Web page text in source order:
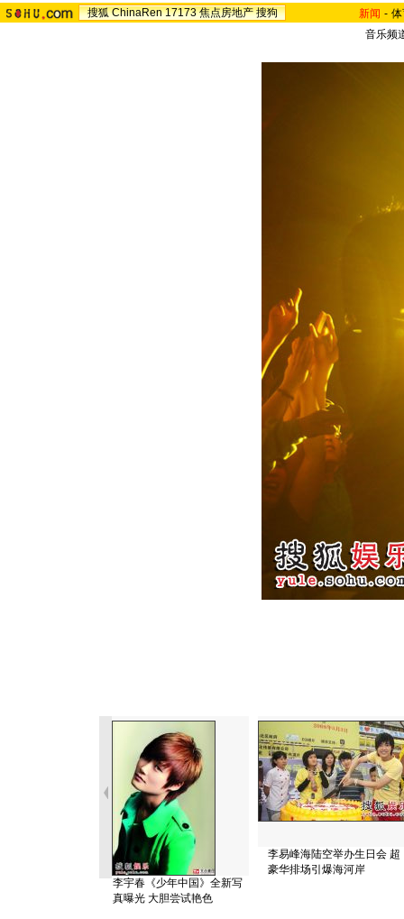
搜狐 ChinaRen 17173 焦点房地产 搜狗 新闻 -
音乐频
李宇春《少年中国》全新写
真曝光 大胆尝试艳色
李易峰海陆空举办生日会 超
豪华排场引爆海河岸